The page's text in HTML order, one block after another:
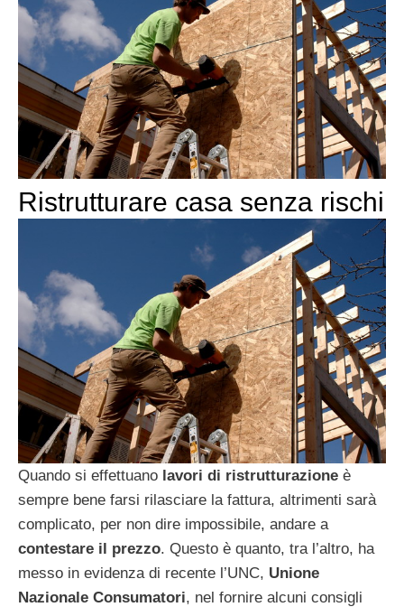
Ristrutturare casa senza rischi
Quando si effettuano lavori di ristrutturazione è
sempre bene farsi rilasciare la fattura, altrimenti sarà
complicato, per non dire impossibile, andare a
contestare il prezzo. Questo è quanto, tra l’altro, ha
messo in evidenza di recente l’UNC, Unione
Nazionale Consumatori, nel fornire alcuni consigli